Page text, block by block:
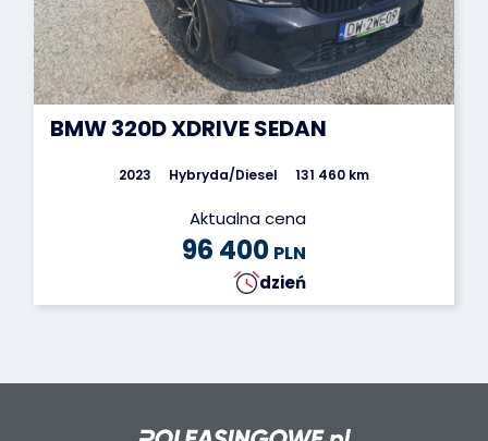
BMW 320D XDRIVE SEDAN
2023 Hybryda/Diesel 131 460 km
Aktualna cena
96 400 PLN
dzień